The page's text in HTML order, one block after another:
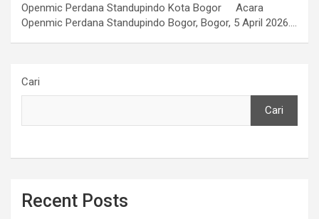
Openmic Perdana Standupindo Kota Bogor Acara
Openmic Perdana Standupindo Bogor, Bogor, 5 April 2026.…
Cari
Cari
Recent Posts